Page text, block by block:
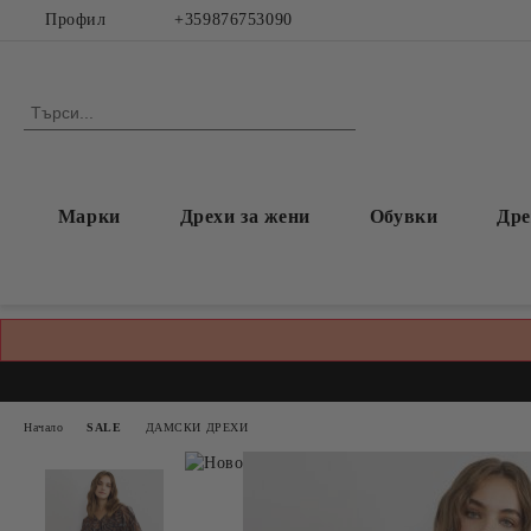
Профил +359876753090
Марки Дрехи за жени Обувки
Начало SALE ДАМСКИ ДРЕХИ